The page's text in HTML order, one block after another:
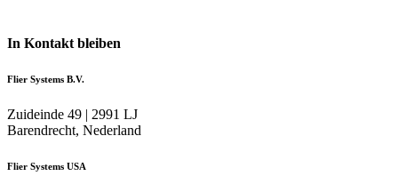
In Kontakt bleiben
Flier Systems B.V.
Zuideinde 49 | 2991 LJ
Barendrecht, Nederland
Flier Systems USA